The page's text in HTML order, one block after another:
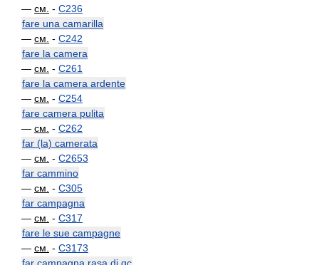
— см. - C236
fare una camarilla
— см. - C242
fare la camera
— см. - C261
fare la camera ardente
— см. - C254
fare camera pulita
— см. - C262
far (la) camerata
— см. - C2653
far cammino
— см. - C305
far campagna
— см. - C317
fare le sue campagne
— см. - C3173